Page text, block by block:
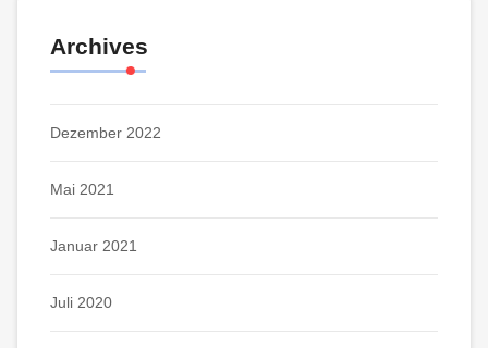
Archives
Dezember 2022
Mai 2021
Januar 2021
Juli 2020